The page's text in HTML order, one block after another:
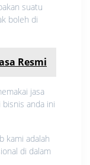
suatu
boleh di
Resmi
jasa
anda ini
kami adalah
di dalam